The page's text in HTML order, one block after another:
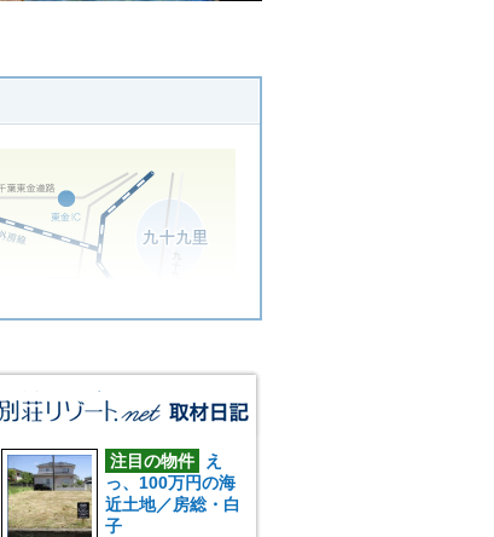
注目の物件
え
っ、100万円の海
近土地／房総・白
子